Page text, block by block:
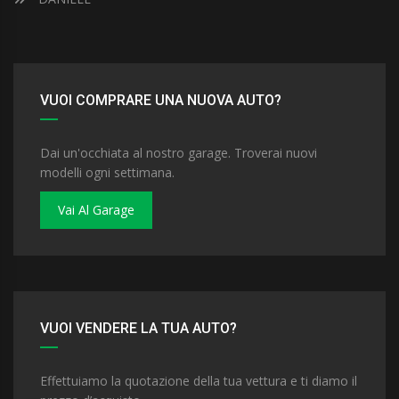
VUOI COMPRARE UNA NUOVA AUTO?
Dai un'occhiata al nostro garage. Troverai nuovi
modelli ogni settimana.
Vai Al Garage
VUOI VENDERE LA TUA AUTO?
Effettuiamo la quotazione della tua vettura e ti diamo il